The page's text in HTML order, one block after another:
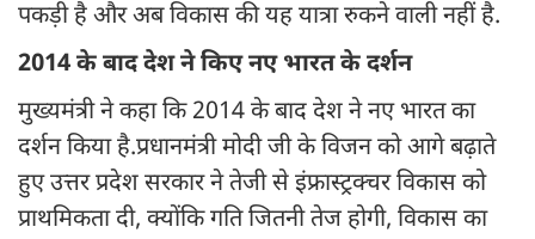
पकड़ी है और अब विकास की यह यात्रा रुकने वाली नहीं है.
2014 के बाद देश ने किए नए भारत के दर्शन
मुख्यमंत्री ने कहा कि 2014 के बाद देश ने नए भारत का
दर्शन किया है.प्रधानमंत्री मोदी जी के विजन को आगे बढ़ाते
हुए उत्तर प्रदेश सरकार ने तेजी से इंफ्रास्ट्रक्चर विकास को
प्राथमिकता दी, क्योंकि गति जितनी तेज होगी, विकास का